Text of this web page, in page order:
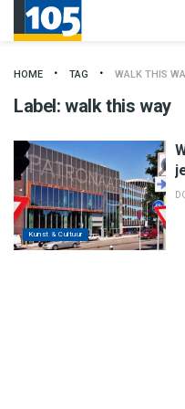
HOME TAG WALK THIS
Label:walk this way
Kunst & Cultuur